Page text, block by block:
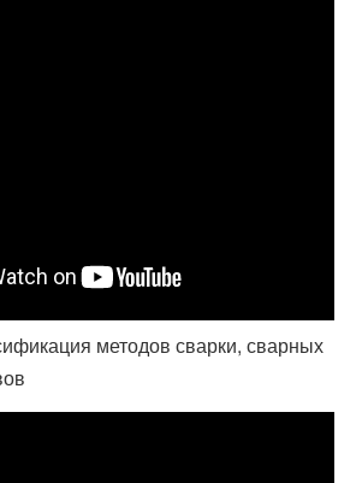
методов сварки, сварных